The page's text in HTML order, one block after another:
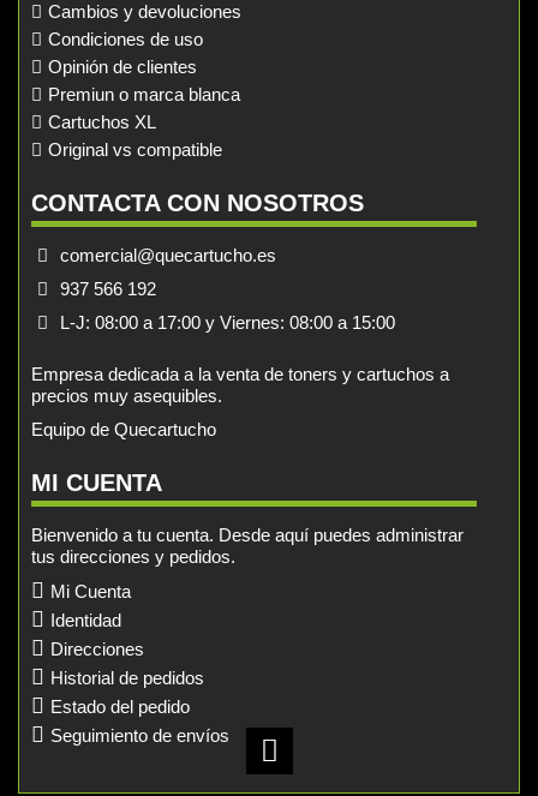
Cambios y devoluciones
Condiciones de uso
Opinión de clientes
Premiun o marca blanca
Cartuchos XL
Original vs compatible
CONTACTA CON NOSOTROS
comercial@quecartucho.es
937 566 192
L-J: 08:00 a 17:00 y Viernes: 08:00 a 15:00
Empresa dedicada a la venta de toners y cartuchos a
precios muy asequibles.
Equipo de Quecartucho
MI CUENTA
Bienvenido a tu cuenta. Desde aquí puedes administrar
tus direcciones y pedidos.
Mi Cuenta
Identidad
Direcciones
Historial de pedidos
Estado del pedido
Seguimiento de envíos